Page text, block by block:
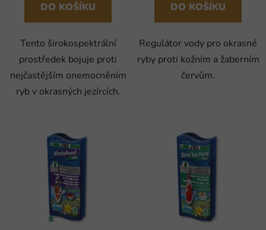
DO KOŠÍKU
Tento širokospektrální
prostředek bojuje proti
nejčastějším onemocněním
ryb v okrasných jezírcích.
DO KOŠÍKU
Regulátor vody pro okrasné
ryby proti kožním a žaberním
červům.